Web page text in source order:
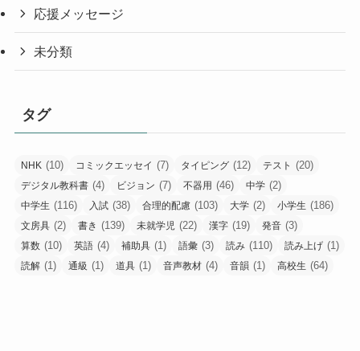
応援メッセージ
未分類
タグ
NHK (10) コミックエッセイ (7) タイピング (12) テスト (20)
デジタル教科書 (4) ビジョン (7) 不器用 (46) 中学 (2)
中学生 (116) 入試 (38) 合理的配慮 (103) 大学 (2) 小学生 (186)
文房具 (2) 書き (139) 未就学児 (22) 漢字 (19) 発音 (3)
算数 (10) 英語 (4) 補助具 (1) 語彙 (3) 読み (110) 読み上げ (1)
読解 (1) 通級 (1) 道具 (1) 音声教材 (4) 音韻 (1) 高校生 (64)